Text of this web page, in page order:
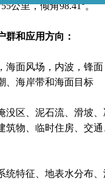
公里，倾角98.41°。
群和应用方向：
海面风场，内波，锋
、海岸带和海面目标
没区、泥石流、滑坡
筑物、临时住房、交
统特征、地表水分布